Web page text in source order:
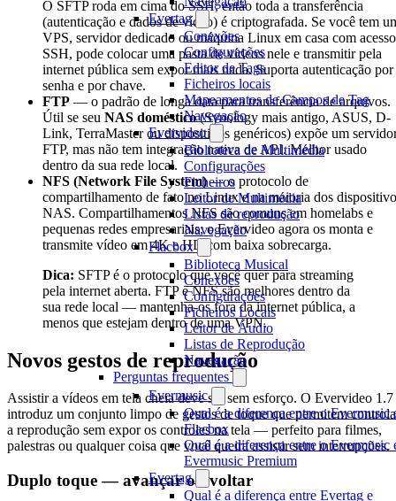
Evertag
Conexões
Configurações
Editor de Tags
Ficheiros locais
Mapeamentos de Campos de Tag
Navegação
Evervideo
Biblioteca de Multimédia
Configurações
Ficheiros
Leitor de Multimédia
Listas de reprodução
Navegação
Flacbox
Biblioteca Musical
Conexões
Configurações
Ficheiros Locais
Leitor de Áudio
Listas de Reprodução
Navegação
Perguntas frequentes
Evermusic
Qual é a diferença entre o Evermusic
Flacbox
Qual é a diferença entre o Evermusic
Evermusic Premium
Evertag
Qual é a diferença entre Evertag e
O SFTP roda em cima do SSH, então toda a transferência
(autenticação e dados de vídeo) é criptografada. Se você tem
VPS, servidor dedicado ou máquina Linux em casa com acesso
SSH, pode colocar uma pasta de vídeos nele e transmitir pela
internet pública sem expor mais nada. Suporta autenticação por
senha e por chave.
FTP — o padrão de longa data para transferência de arquivos.
Útil se seu NAS doméstico(Synology mais antigo, ASUS, D-
Link, TerraMaster ou dispositivos genéricos) expõe um
FTP, mas não tem integração nativa de API. Melhor usado
dentro da sua rede local.
NFS (Network File System)— o protocolo de
compartilhamento de fato no Linux e na maioria dos
NAS. Compartilhamentos NFS são comuns em homelabs e
pequenas redes empresariais; o Evervideo agora os monta e
transmite vídeo em 4K e HD com baixa sobrecarga.
Dica: SFTP é o protocolo que você quer para streaming
pela internet aberta. FTP e NFS são melhores dentro da
sua rede local — mantenha-os fora da internet pública, a
menos que estejam dentro de uma VPN.
Novos gestos de reprodução
Assistir a vídeos em tela cheia deve ser sem esforço. O Evervideo 1.7
introduz um conjunto limpo de gestos de toque que permitem
a reprodução sem expor os controles na tela — perfeito para filmes,
palestras ou qualquer coisa que você queira assistir sem interrupções.
Duplo toque — avançar ou voltar